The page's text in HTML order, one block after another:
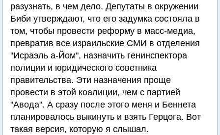
разузнать, в чем дело. Депутаты в окружении
Биби утверждают, что его задумка состояла в
том, чтобы провести реформу в масс-медиа,
превратив все израильские СМИ в отделения
"Исраэль а-Йом", назначить генинспектора
полиции и юридического советника
правительства. Эти назначения проще
провести в этой коалиции, чем с партией
"Авода". А сразу после этого меня и Беннета
планировалось выкинуть и взять Герцога. Вот
такая версия, которую я слышал.